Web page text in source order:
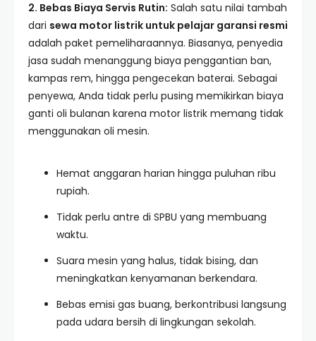
2. Bebas Biaya Servis Rutin: Salah satu nilai tambah
dari sewa motor listrik untuk pelajar garansi resmi
adalah paket pemeliharaannya. Biasanya, penyedia
jasa sudah menanggung biaya penggantian ban,
kampas rem, hingga pengecekan baterai. Sebagai
penyewa, Anda tidak perlu pusing memikirkan biaya
ganti oli bulanan karena motor listrik memang tidak
menggunakan oli mesin.
Hemat anggaran harian hingga puluhan ribu
rupiah.
Tidak perlu antre di SPBU yang membuang
waktu.
Suara mesin yang halus, tidak bising, dan
meningkatkan kenyamanan berkendara.
Bebas emisi gas buang, berkontribusi langsung
pada udara bersih di lingkungan sekolah.